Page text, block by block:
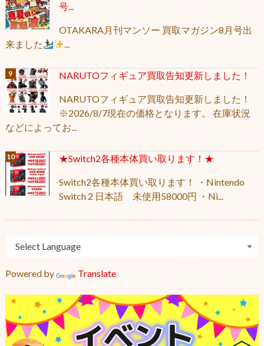
号...
OTAKARA月刊マンソー 買取マガジン8月号出
来ました
...
NARUTOフィギュア買取告知更新しました！
NARUTOフィギュア買取告知更新しました！
※2026/8/7現在の価格となります。 在庫状況
などによってお...
★Switch2各種本体買い取ります！★
Switch2各種本体買い取ります！ ・Nintendo
Switch 2 日本語 未使用58000円 ・Ni...
Powered by Translate